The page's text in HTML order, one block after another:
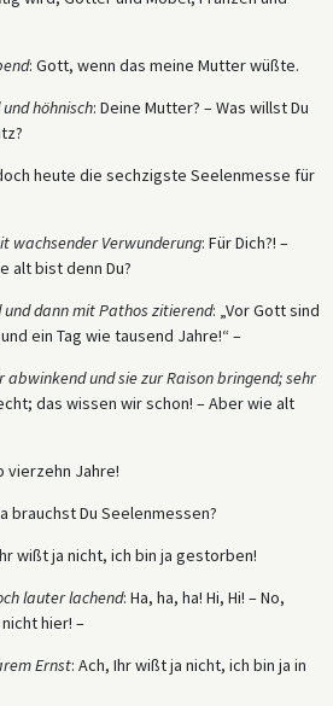
: Gott, wenn das meine Mutter wüßte.
höhnisch: Deine Mutter? – Was willst Du
heute die sechzigste Seelenmesse für
wachsender Verwunderung: Für Dich?! –
alt bist denn Du?
und dann mit Pathos zitierend: „Vor Gott sind
ein Tag wie tausend Jahre!“ –
abwinkend und sie zur Raison bringend; sehr
das wissen wir schon! – Aber wie alt
vierzehn Jahre!
brauchst Du Seelenmessen?
wißt ja nicht, ich bin ja gestorben!
lauter lachend: Ha, ha, ha! Hi, Hi! – No,
hier! –
Ernst: Ach, Ihr wißt ja nicht, ich bin ja in